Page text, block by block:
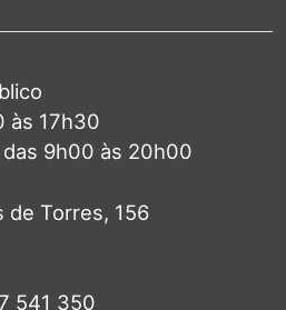
às 17h30
9h00 às 20h00
de Torres, 156
541 350